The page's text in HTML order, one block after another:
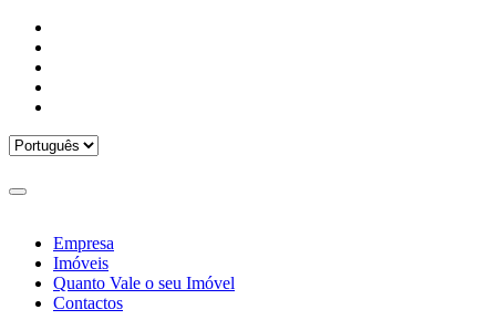
Empresa
Imóveis
Quanto Vale o seu Imóvel
Contactos